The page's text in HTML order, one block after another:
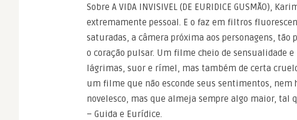
Sobre A VIDA INVISIVEL (DE EURIDICE GUSMÃO),
extremamente pessoal. E o faz em filtros
saturadas, a câmera próxima aos personagens, tão
o coração pulsar. Um filme cheio de sensualidade
lágrimas, suor e rímel, mas também de certa
um filme que não esconde seus sentimentos, nem
novelesco, mas que almeja sempre algo maior, tal
– Guida e Eurídice.